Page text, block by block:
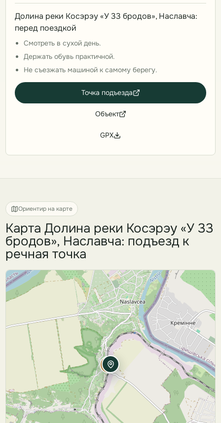
Долина реки Косэрэу «У 33 бродов», Наславча:
перед поездкой
Смотреть в сухой день.
Держать обувь практичной.
Не съезжать машиной к самому берегу.
Точка подъезда
Объект
GPX
Ориентир на карте
Карта Долина реки Косэрэу «У 33
бродов», Наславча: подъезд к
речная точка